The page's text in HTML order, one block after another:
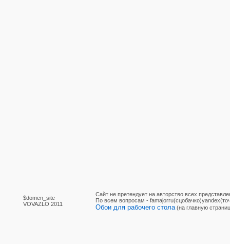
$domen_site
VOVAZLO 2011
Сайт не претендует на авторство всех
По вcем вопросам -
Обои для рабочего стола (на главную